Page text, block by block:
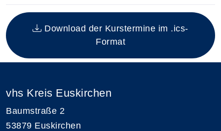
Insgesamt gibt es 5 Termine zum diesen Kurs
Download der Kurstermine im .ics-
Format
vhs Kreis Euskirchen
Baumstraße 2
53879 Euskirchen